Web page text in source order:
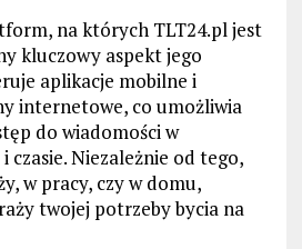
na których TLT24.pl jest
kluczowy aspekt jego
aplikacje mobilne i
internetowe, co umożliwia
do wiadomości w
czasie. Niezależnie od tego,
w pracy, czy w domu,
twojej potrzeby bycia na